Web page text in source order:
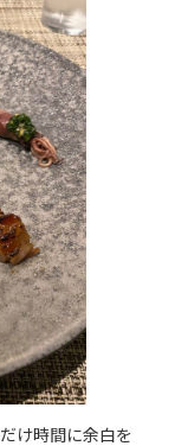
け時間に余白を